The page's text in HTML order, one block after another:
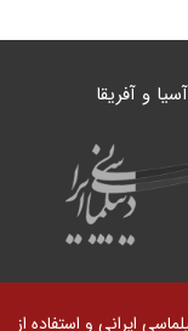
آسیا و آفریقا
ایرانی و استفاده از